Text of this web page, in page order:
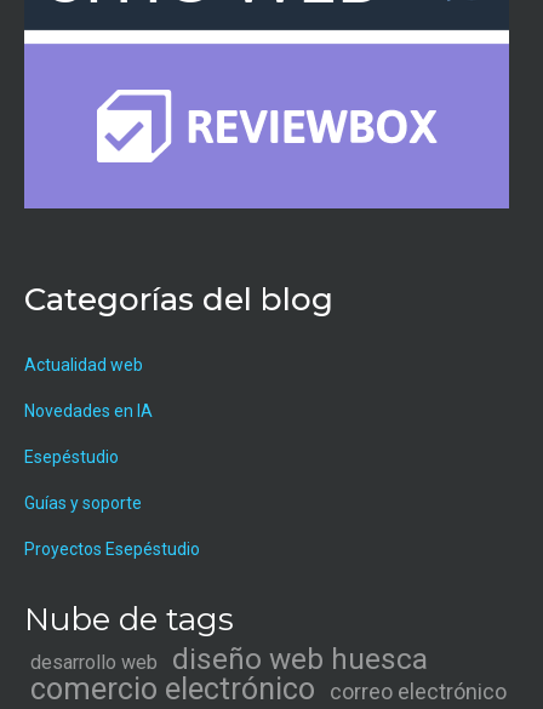
Categorías del blog
Actualidad web
Novedades en IA
Esepéstudio
Guías y soporte
Proyectos Esepéstudio
Nube de tags
desarrollo web
diseño web huesca
comercio electrónico
correo electrónico